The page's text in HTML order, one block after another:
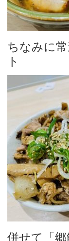
ちなみに
ト
併せて「